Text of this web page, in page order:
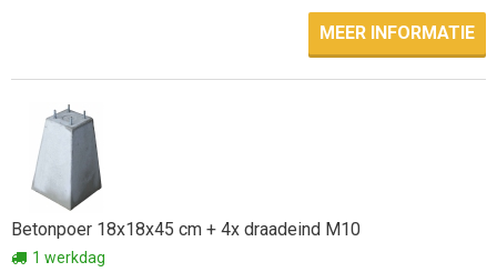
MEER INFORMATIE
Betonpoer 18x18x45 cm + 4x draadeind M10
1 werkdag